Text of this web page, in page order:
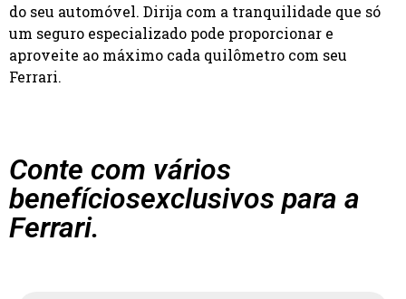
do seu automóvel. Dirija com a tranquilidade que só
um seguro especializado pode proporcionar e
aproveite ao máximo cada quilômetro com seu
Ferrari.
Conte com vários
benefíciosexclusivos para a
Ferrari.